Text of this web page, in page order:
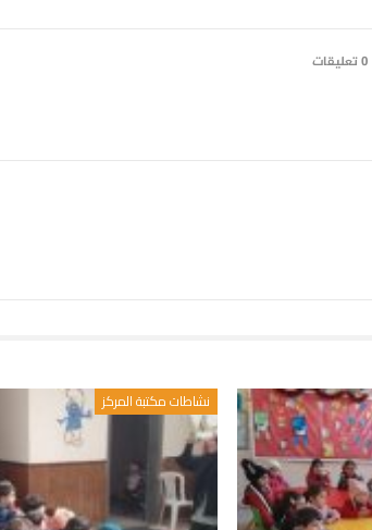
0 تعليقات
نشاطات مكتبة المركز